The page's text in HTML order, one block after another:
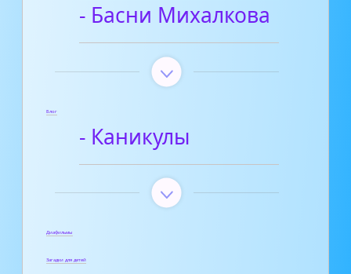
- Басни Михалкова
Блог
- Каникулы
Диафильмы
Загадки для детей